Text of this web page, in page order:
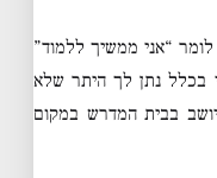
“אני ממשיך ללמוד”
בכלל נתן לך היתר שלא
בבית המדרש במקום